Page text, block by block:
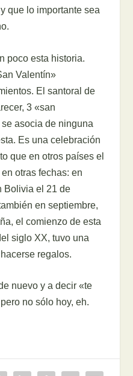
que lo importante sea
poco esta historia.
Valentín»
El santoral de
3 «san
asocia de ninguna
Es una celebración
que en otros países el
otras fechas: en
Bolivia el 21 de
en septiembre,
el comienzo de esta
siglo XX, tuvo una
regalos.
nuevo y a decir «te
no sólo hoy, eh.